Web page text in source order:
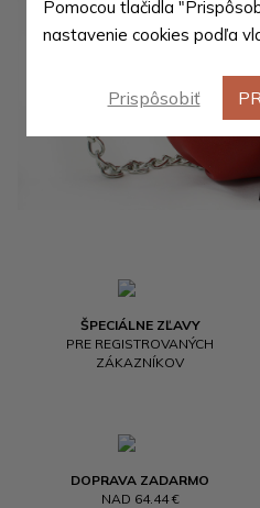
ŠPECIÁLNE ZĽAVY
PRE REGISTROVANÝCH
ZÁKAZNÍKOV
DOPRAVA ZADARMO
NAD 64.44 €
Pomocou tlačidla
nastavenie cookies podľa
Prispôsobiť